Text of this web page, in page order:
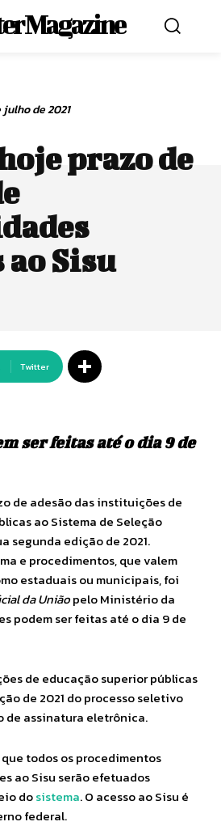
Magazine
julho de 2021
prazo de
Sisu
Twitter
ser feitas até o dia 9 de
de adesão das instituições de
ao Sistema de Seleção
segunda edição de 2021.
e procedimentos, que valem
estaduais ou municipais, foi
da Uniãopelo Ministério da
podem ser feitas até o dia 9 de
de educação superior públicas
de 2021 do processo seletivo
de assinatura eletrônica.
todos os procedimentos
ao Sisu serão efetuados
dosistema. O acesso ao Sisu é
federal.